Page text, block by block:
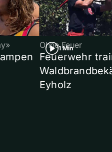
1 Min
Ohne Feuer
Feuerwehr
Eyholz